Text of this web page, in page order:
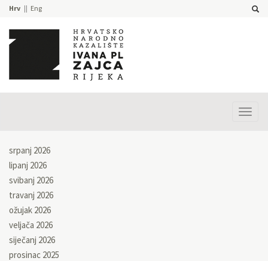
Hrv Eng
srpanj 2026
lipanj 2026
svibanj 2026
travanj 2026
ožujak 2026
veljača 2026
siječanj 2026
prosinac 2025